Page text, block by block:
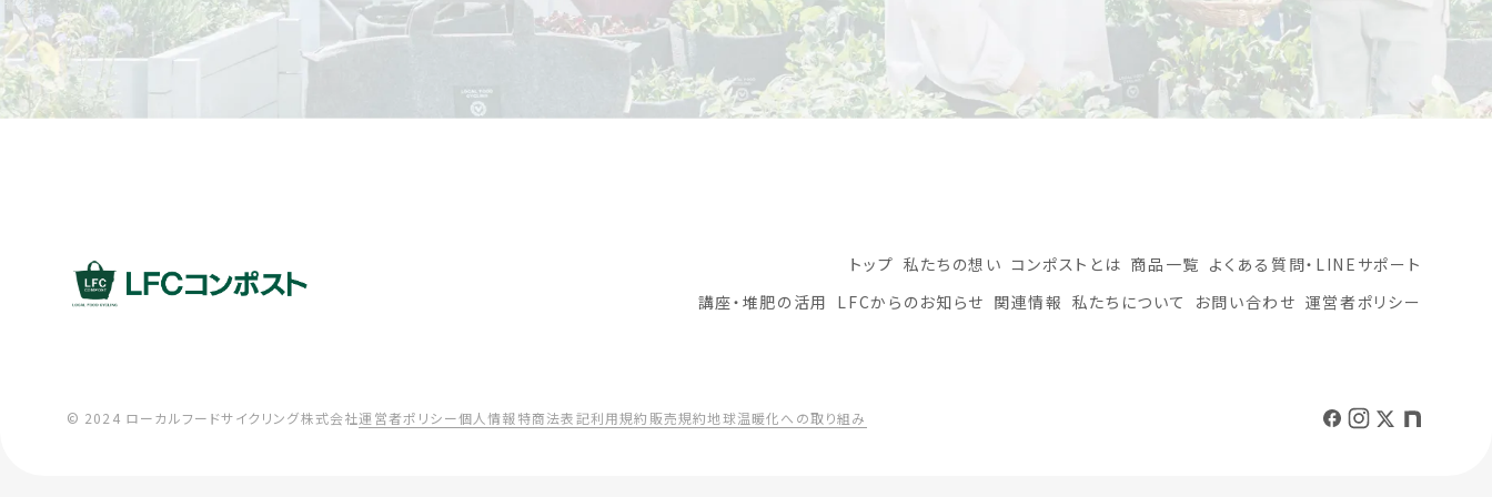
トップ 私たちの想い コンポストとは 商品一覧 よくある質問・LINEサポート
講座・堆肥の活用 LFCからのお知らせ 関連情報 私たちについて お問い合わせ 運営者ポリシー
© 2024 ローカルフードサイクリング株式会社運営者ポリシー個人情報特商法表記利用規約 販売規約地球温暖化への取り組み